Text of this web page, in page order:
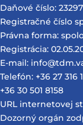
Daňové číslo:
Registračné číslo
Právna forma:
Registrácia:
E-mail:
Telefón: +36 27 316
+36 30 501 8158
URL internetovej
Dozorný orgán